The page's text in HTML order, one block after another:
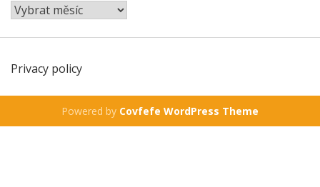
Privacy policy
Powered by Covfefe WordPress Theme